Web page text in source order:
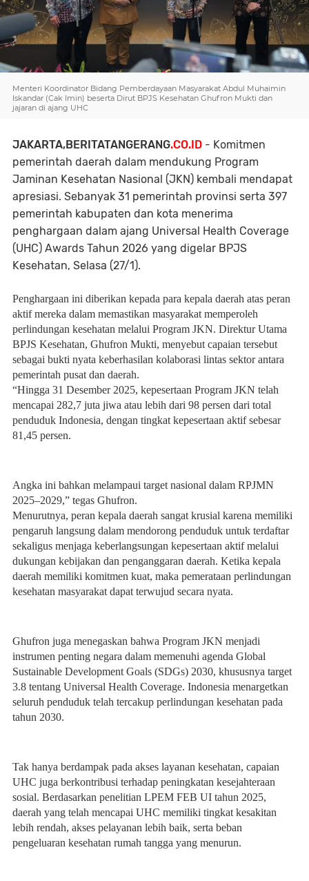
Menteri Koordinator Bidang Pemberdayaan Masyarakat Abdul Muhaimin
Iskandar (Cak Imin) beserta Dirut BPJS Kesehatan Ghufron Mukti dan
jajaran di ajang UHC
JAKARTA,BERITATANGERANG.CO.ID - Komitmen
pemerintah daerah dalam mendukung Program
Jaminan Kesehatan Nasional (JKN) kembali mendapat
apresiasi. Sebanyak 31 pemerintah provinsi serta 397
pemerintah kabupaten dan kota menerima
penghargaan dalam ajang Universal Health Coverage
(UHC) Awards Tahun 2026 yang digelar BPJS
Kesehatan, Selasa (27/1).
Penghargaan ini diberikan kepada para kepala daerah atas peran
aktif mereka dalam memastikan masyarakat memperoleh
perlindungan kesehatan melalui Program JKN. Direktur Utama
BPJS Kesehatan, Ghufron Mukti, menyebut capaian tersebut
sebagai bukti nyata keberhasilan kolaborasi lintas sektor antara
pemerintah pusat dan daerah.
“Hingga 31 Desember 2025, kepesertaan Program JKN telah
mencapai 282,7 juta jiwa atau lebih dari 98 persen dari total
penduduk Indonesia, dengan tingkat kepesertaan aktif sebesar
81,45 persen.
Angka ini bahkan melampaui target nasional dalam RPJMN
2025–2029,” tegas Ghufron.
Menurutnya, peran kepala daerah sangat krusial karena memiliki
pengaruh langsung dalam mendorong penduduk untuk terdaftar
sekaligus menjaga keberlangsungan kepesertaan aktif melalui
dukungan kebijakan dan penganggaran daerah. Ketika kepala
daerah memiliki komitmen kuat, maka pemerataan perlindungan
kesehatan masyarakat dapat terwujud secara nyata.
Ghufron juga menegaskan bahwa Program JKN menjadi
instrumen penting negara dalam memenuhi agenda Global
Sustainable Development Goals (SDGs) 2030, khususnya target
3.8 tentang Universal Health Coverage. Indonesia menargetkan
seluruh penduduk telah tercakup perlindungan kesehatan pada
tahun 2030.
Tak hanya berdampak pada akses layanan kesehatan, capaian
UHC juga berkontribusi terhadap peningkatan kesejahteraan
sosial. Berdasarkan penelitian LPEM FEB UI tahun 2025,
daerah yang telah mencapai UHC memiliki tingkat kesakitan
lebih rendah, akses pelayanan lebih baik, serta beban
pengeluaran kesehatan rumah tangga yang menurun.